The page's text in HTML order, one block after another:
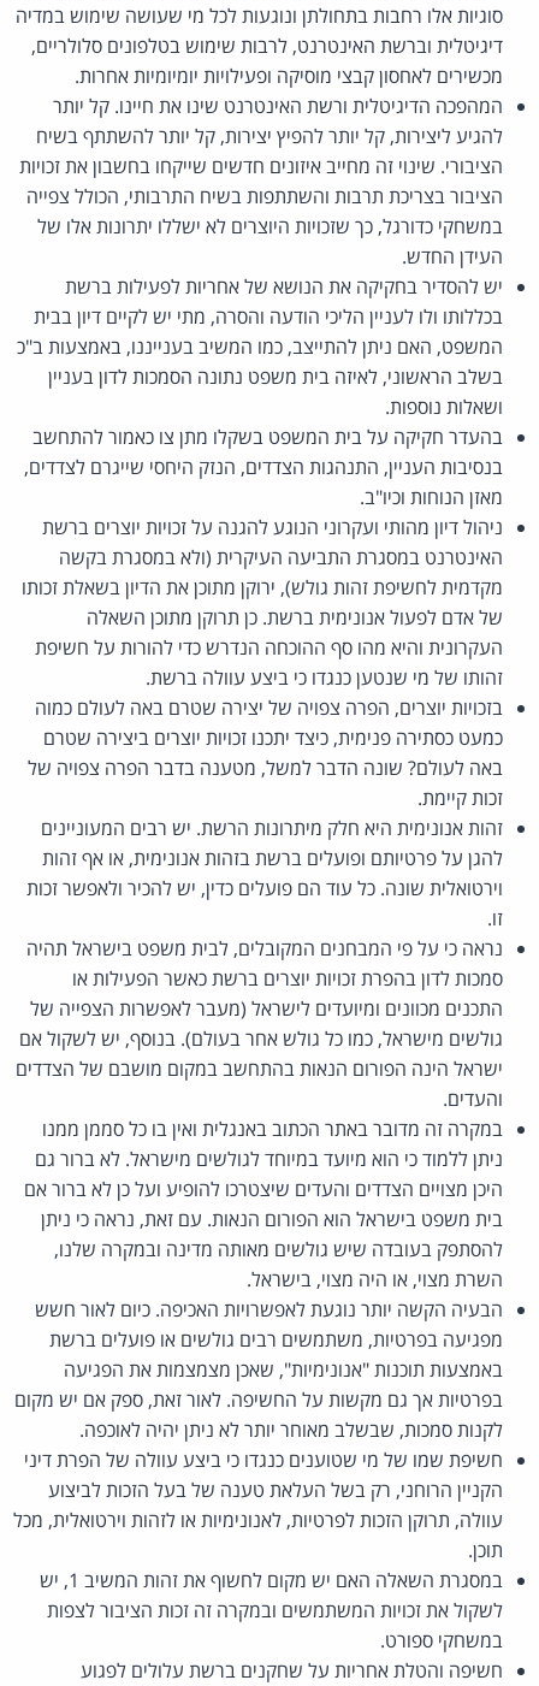
סוגיות אלו רחבות בתחולתן ונוגעות לכל מי שעושה שימוש במדיה
דיגיטלית וברשת האינטרנט, לרבות שימוש בטלפונים סלולריים,
מכשירים לאחסון קבצי מוסיקה ופעילויות יומיומיות אחרות.
המהפכה הדיגיטלית ורשת האינטרנט שינו את חיינו. קל יותר
להגיע ליצירות, קל יותר להפיץ יצירות, קל יותר להשתתף בשיח
הציבורי. שינוי זה מחייב איזונים חדשים שייקחו בחשבון את זכויות
הציבור בצריכת תרבות והשתתפות בשיח התרבותי, הכולל צפייה
במשחקי כדורגל, כך שזכויות היוצרים לא ישללו יתרונות אלו של
העידן החדש.
יש להסדיר בחקיקה את הנושא של אחריות לפעילות ברשת
בכללותו ולו לעניין הליכי הודעה והסרה, מתי יש לקיים דיון בבית
המשפט, האם ניתן להתייצב, כמו המשיב בענייננו, באמצעות ב"כ
בשלב הראשוני, לאיזה בית משפט נתונה הסמכות לדון בעניין
ושאלות נוספות.
בהעדר חקיקה על בית המשפט בשקלו מתן צו כאמור להתחשב
בנסיבות העניין, התנהגות הצדדים, הנזק היחסי שייגרם לצדדים,
מאזן הנוחות וכיו"ב.
ניהול דיון מהותי ועקרוני הנוגע להגנה על זכויות יוצרים ברשת
האינטרנט במסגרת התביעה העיקרית (ולא במסגרת בקשה
מקדמית לחשיפת זהות גולש), ירוקן מתוכן את הדיון בשאלת זכותו
של אדם לפעול אנונימית ברשת. כן תרוקן מתוכן השאלה
העקרונית והיא מהו סף ההוכחה הנדרש כדי להורות על חשיפת
זהותו של מי שנטען כנגדו כי ביצע עוולה ברשת.
בזכויות יוצרים, הפרה צפויה של יצירה שטרם באה לעולם כמוה
כמעט כסתירה פנימית, כיצד יתכנו זכויות יוצרים ביצירה שטרם
באה לעולם? שונה הדבר למשל, מטענה בדבר הפרה צפויה של
זכות קיימת.
זהות אנונימית היא חלק מיתרונות הרשת. יש רבים המעוניינים
להגן על פרטיותם ופועלים ברשת בזהות אנונימית, או אף זהות
וירטואלית שונה. כל עוד הם פועלים כדין, יש להכיר ולאפשר זכות
זו.
נראה כי על פי המבחנים המקובלים, לבית משפט בישראל תהיה
סמכות לדון בהפרת זכויות יוצרים ברשת כאשר הפעילות או
התכנים מכוונים ומיועדים לישראל (מעבר לאפשרות הצפייה של
גולשים מישראל, כמו כל גולש אחר בעולם). בנוסף, יש לשקול אם
ישראל הינה הפורום הנאות בהתחשב במקום מושבם של הצדדים
והעדים.
במקרה זה מדובר באתר הכתוב באנגלית ואין בו כל סממן ממנו
ניתן ללמוד כי הוא מיועד במיוחד לגולשים מישראל. לא ברור גם
היכן מצויים הצדדים והעדים שיצטרכו להופיע ועל כן לא ברור אם
בית משפט בישראל הוא הפורום הנאות. עם זאת, נראה כי ניתן
להסתפק בעובדה שיש גולשים מאותה מדינה ובמקרה שלנו,
השרת מצוי, או היה מצוי, בישראל.
הבעיה הקשה יותר נוגעת לאפשרויות האכיפה. כיום לאור חשש
מפגיעה בפרטיות, משתמשים רבים גולשים או פועלים ברשת
באמצעות תוכנות "אנונימיות", שאכן מצמצמות את הפגיעה
בפרטיות אך גם מקשות על החשיפה. לאור זאת, ספק אם יש מקום
לקנות סמכות, שבשלב מאוחר יותר לא ניתן יהיה לאוכפה.
חשיפת שמו של מי שטוענים כנגדו כי ביצע עוולה של הפרת דיני
הקניין הרוחני, רק בשל העלאת טענה של בעל הזכות לביצוע
עוולה, תרוקן הזכות לפרטיות, לאנונימיות או לזהות וירטואלית, מכל
תוכן.
במסגרת השאלה האם יש מקום לחשוף את זהות המשיב 1, יש
לשקול את זכויות המשתמשים ובמקרה זה זכות הציבור לצפות
במשחקי ספורט.
חשיפה והטלת אחריות על שחקנים ברשת עלולים לפגוע